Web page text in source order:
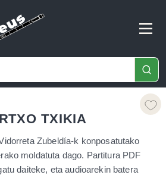
TXIKIA
Zubeldía-k konposatutako
moldatuta dago. Partitura PDF
daiteke, eta audioarekin batera